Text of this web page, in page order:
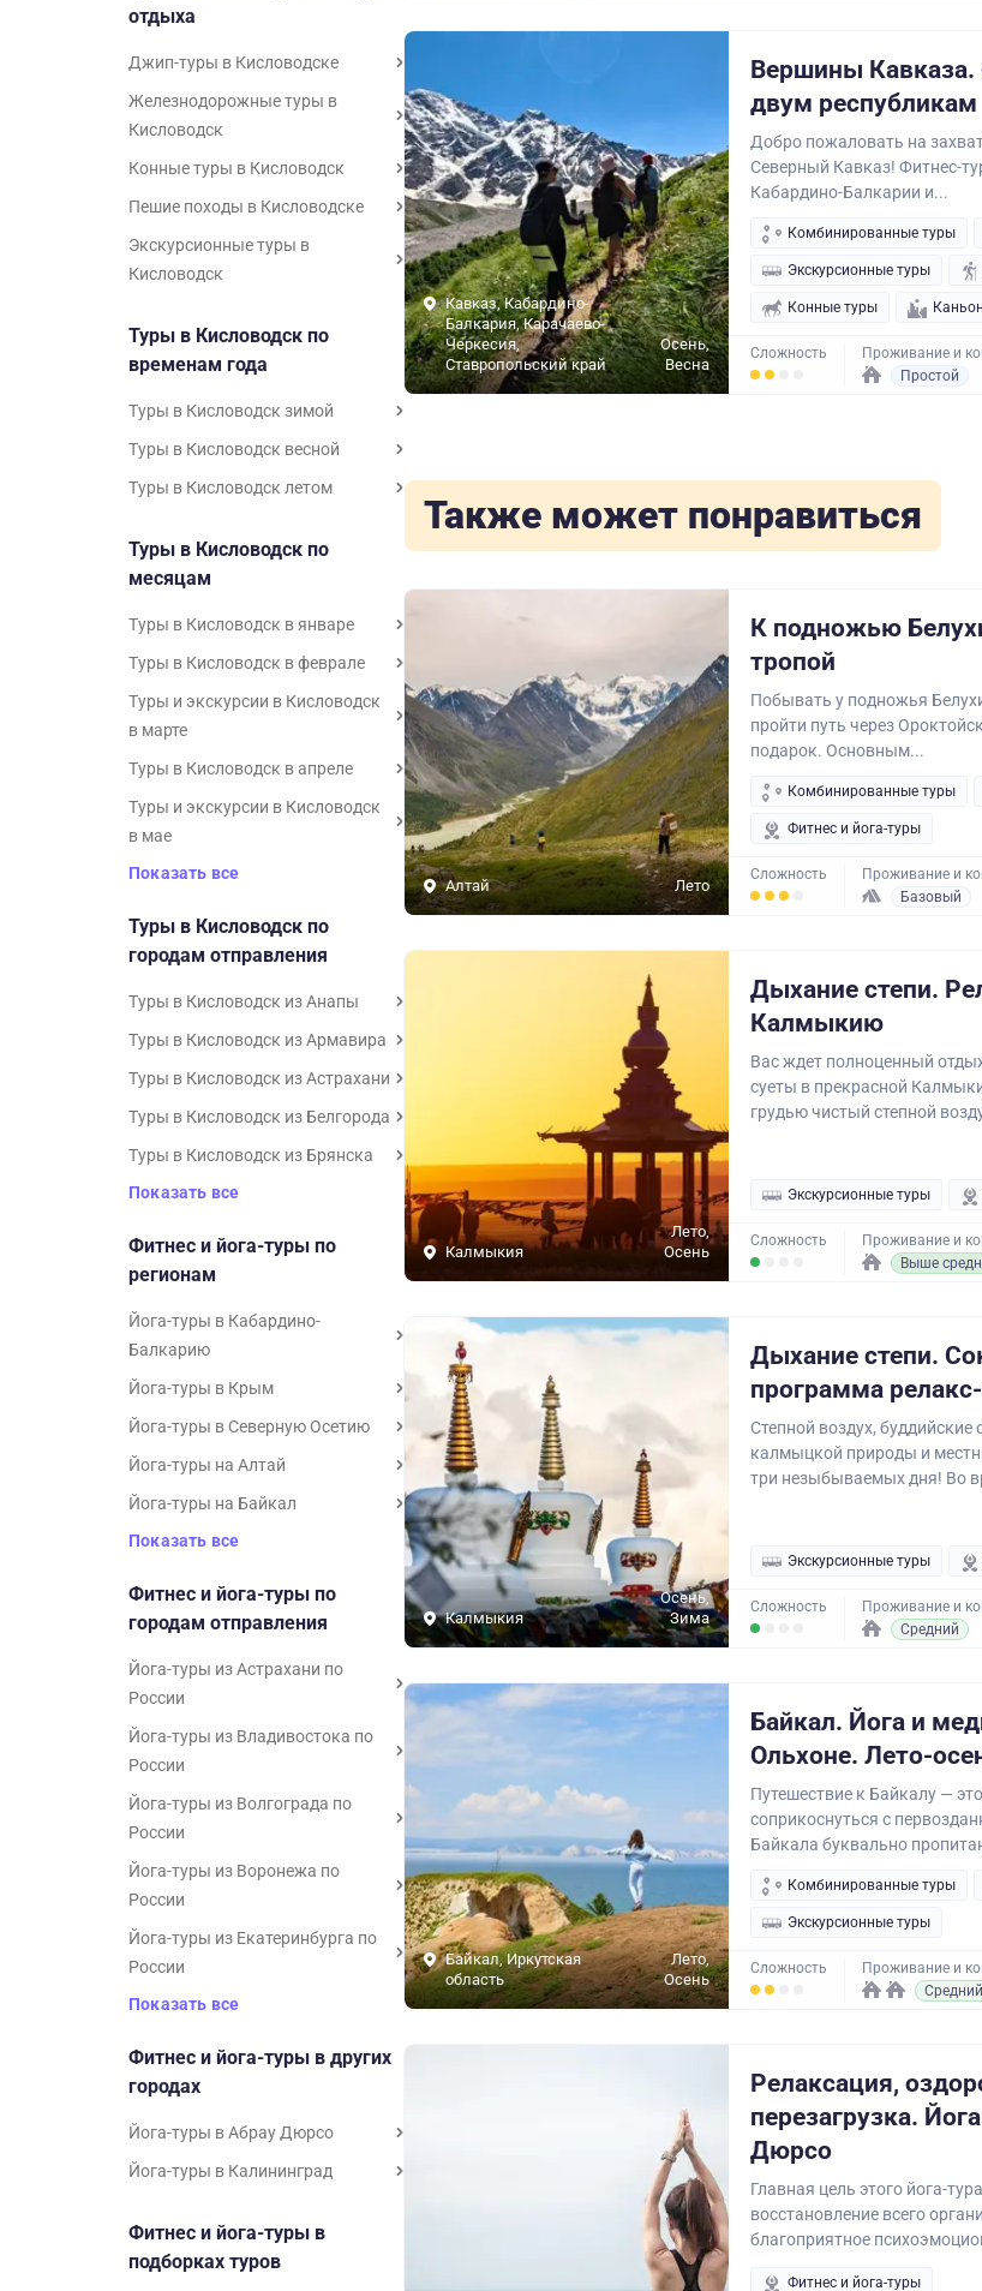
отдыха
Джип-туры в Кисловодске
Железнодорожные туры в
Кисловодск
Конные туры в Кисловодск
Пешие походы в Кисловодске
Экскурсионные туры в
Кисловодск
Туры в Кисловодск по
временам года
Туры в Кисловодск зимой
Туры в Кисловодск весной
Туры в Кисловодск летом
Туры в Кисловодск по
месяцам
Туры в Кисловодск в январе
Туры в Кисловодск в феврале
Туры и экскурсии в Кисловодск
в марте
Туры в Кисловодск в апреле
Туры и экскурсии в Кисловодск
в мае
Показать все
Туры в Кисловодск по
городам отправления
Туры в Кисловодск из Анапы
Туры в Кисловодск из Армавира
Туры в Кисловодск из Астрахани
Туры в Кисловодск из Белгорода
Туры в Кисловодск из Брянска
Показать все
Фитнес и йога-туры по
регионам
Йога-туры в Кабардино-
Балкарию
Йога-туры в Крым
Йога-туры в Северную Осетию
Йога-туры на Алтай
Йога-туры на Байкал
Показать все
Фитнес и йога-туры по
городам отправления
Йога-туры из Астрахани по
России
Йога-туры из Владивостока по
России
Йога-туры из Волгограда по
России
Йога-туры из Воронежа по
России
Йога-туры из Екатеринбурга по
России
Показать все
Фитнес и йога-туры в других
городах
Йога-туры в Абрау Дюрсо
Йога-туры в Калининград
Фитнес и йога-туры в
подборках туров
Кавказ, Кабардино-
Балкария, Карачаево-
Черкесия,
Ставропольский край
Осень,
Весна
Вершины Кавказа.
двум республикам
Добро пожаловать на
Северный Кавказ! Фитнес-
Кабардино-Балкарии и...
Комбинированные туры
Экскурсионные туры
Конные туры
Сложность
Проживание и
Простой
Также может понравиться
Алтай Лето
К подножью
тропой
Побывать у подножья
пройти путь через
подарок. Основным...
Комбинированные туры
Фитнес и йога-туры
Сложность
Проживание и
Базовый
Калмыкия
Лето,
Осень
Дыхание степи.
Калмыкию
Вас ждет полноценный
суеты в прекрасной
грудью чистый степной
Экскурсионные туры
Сложность
Проживание и
Выше
Калмыкия
Осень,
Зима
Дыхание степи.
программа
Степной воздух, буддийские
калмыцкой природы и
три незыбываемых дня! Во
Экскурсионные туры
Сложность
Проживание и
Средний
Байкал, Иркутская
область
Лето,
Осень
Байкал. Йога и
Ольхоне. Лето-
Путешествие к Байкалу —
соприкоснуться с
Байкала буквально
Комбинированные туры
Экскурсионные туры
Сложность
Проживание и
Средний
Релаксация,
перезагрузка.
Дюрсо
Главная цель этого йога-
восстановление всего
благоприятное
Фитнес и йога-туры